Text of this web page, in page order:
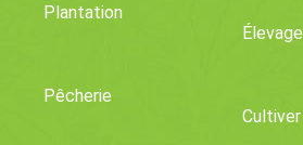
Plantation
Élevage
Pêcherie
Cultiver